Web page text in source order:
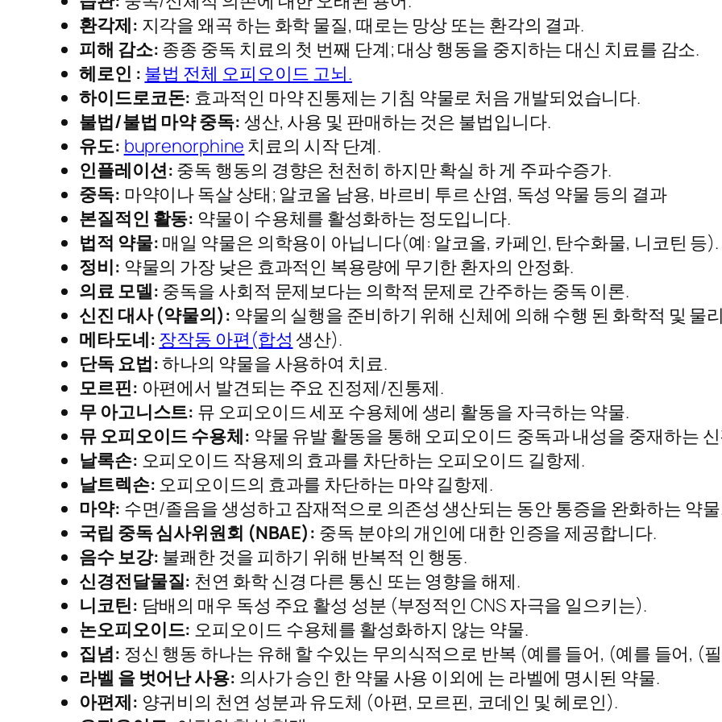
환각제: 지각을 왜곡 하는 화학 물질, 때로는 망상 또는 환각의 결과.
피해 감소: 종종 중독 치료의 첫 번째 단계; 대상 행동을 중지하는 대신 치료를 감소.
헤로인 : 불법 전체 오피오이드 고뇌.
하이드로코돈: 효과적인 마약 진통제는 기침 약물로 처음 개발되었습니다.
불법/불법 마약 중독: 생산, 사용 및 판매하는 것은 불법입니다.
유도: buprenorphine 치료의 시작 단계.
인플레이션: 중독 행동의 경향은 천천히 하지만 확실 하 게 주파수증가.
중독: 마약이나 독살 상태; 알코올 남용, 바르비 투르 산염, 독성 약물 등의 결과
본질적인 활동: 약물이 수용체를 활성화하는 정도입니다.
법적 약물: 매일 약물은 의학용이 아닙니다(예: 알코올, 카페인, 탄수화물, 니코틴 등).
정비: 약물의 가장 낮은 효과적인 복용량에 무기한 환자의 안정화.
의료 모델: 중독을 사회적 문제보다는 의학적 문제로 간주하는 중독 이론.
신진 대사 (약물의): 약물의 실행을 준비하기 위해 신체에 의해 수행 된 화학적 및 물
메타도네: 장작동 아편(합성 생산).
단독 요법:하나의 약물을 사용하여 치료.
모르핀: 아편에서 발견되는 주요 진정제/진통제.
무 아고니스트: 뮤 오피오이드 세포 수용체에 생리 활동을 자극하는 약물.
뮤 오피오이드 수용체: 약물 유발 활동을 통해 오피오이드 중독과 내성을 중재하는
날록손: 오피오이드 작용제의 효과를 차단하는 오피오이드 길항제.
날트렉손: 오피오이드의 효과를 차단하는 마약 길항제.
마약: 수면/졸음을 생성하고 잠재적으로 의존성 생산되는 동안 통증을 완화하는 약
국립 중독 심사위원회 (NBAE): 중독 분야의 개인에 대한 인증을 제공합니다.
음수 보강: 불쾌한 것을 피하기 위해 반복적 인 행동.
신경전달물질: 천연 화학 신경 다른 통신 또는 영향을 해제.
니코틴: 담배의 매우 독성 주요 활성 성분 (부정적인 CNS 자극을 일으키는).
논오피오이드: 오피오이드 수용체를 활성화하지 않는 약물.
집념: 정신 행동 하나는 유해 할 수있는 무의식적으로 반복 (예를 들어, (예를 들어, (
라벨 을 벗어난 사용: 의사가 승인 한 약물 사용 이외에 는 라벨에 명시된 약물.
아편제: 양귀비의 천연 성분과 유도체 (아편, 모르핀, 코데인 및 헤로인).